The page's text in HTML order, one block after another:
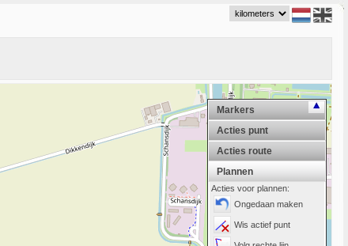
Markers
Acties punt
Acties route
Plannen
Acties voor plannen:
Ongedaan maken
Wis actief punt